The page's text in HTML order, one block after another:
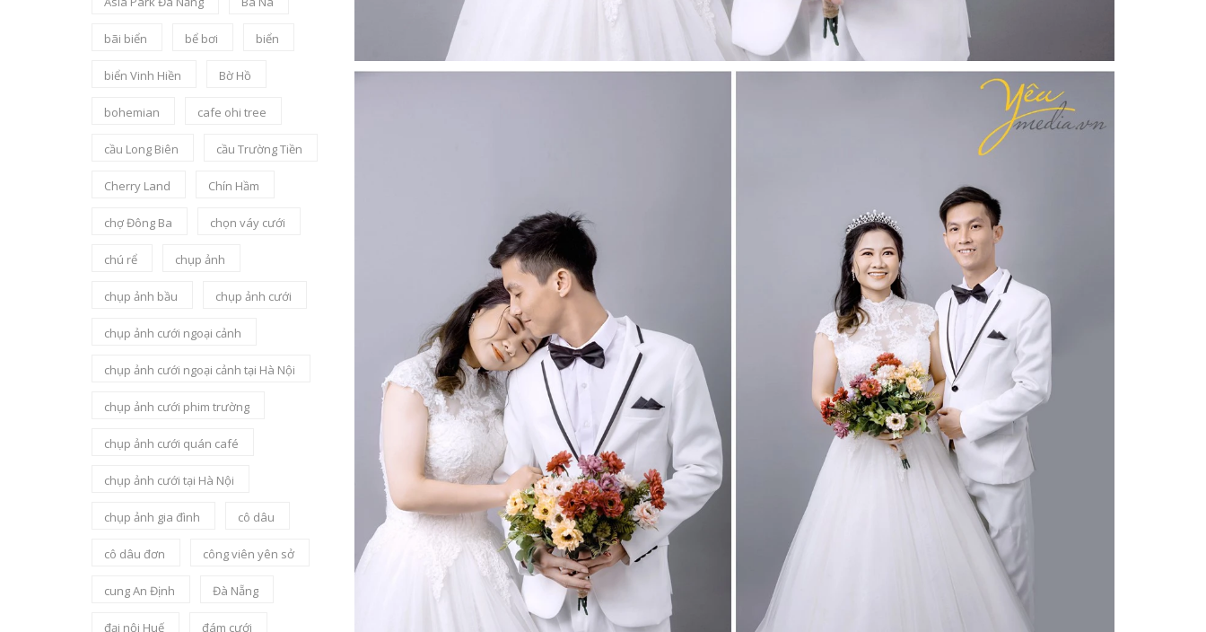
bãi biển bể bơi biển
biển Vinh Hiền Bờ Hồ
bohemian cafe ohi tree
cầu Long Biên cầu Trường Tiền
Cherry Land Chín Hầm
chợ Đông Ba chọn váy cưới
chú rể chụp ảnh
chụp ảnh bầu chụp ảnh cưới
chụp ảnh cưới ngoại cảnh
chụp ảnh cưới ngoại cảnh tại Hà Nội
chụp ảnh cưới phim trường
chụp ảnh cưới quán café
chụp ảnh cưới tại Hà Nội
chụp ảnh gia đình cô dâu
cô dâu đơn công viên yên sở
cung An Định Đà Nẵng
đại nội Huế đám cưới